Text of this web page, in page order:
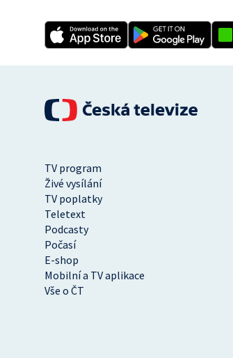
TV program
Živé vysílání
TV poplatky
Teletext
Podcasty
Počasí
E-shop
Mobilní a TV aplikace
Vše o ČT